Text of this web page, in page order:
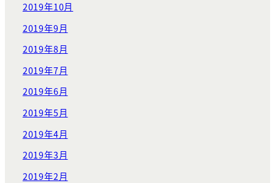
2019年10月
2019年9月
2019年8月
2019年7月
2019年6月
2019年5月
2019年4月
2019年3月
2019年2月